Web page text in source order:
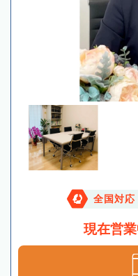
全国対応
現在営